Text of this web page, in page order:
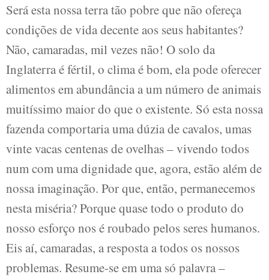
Será esta nossa terra tão pobre que não ofereça
condições de vida decente aos seus habitantes?
Não, camaradas, mil vezes não! O solo da
Inglaterra é fértil, o clima é bom, ela pode oferecer
alimentos em abundância a um número de animais
muitíssimo maior do que o existente. Só esta nossa
fazenda comportaria uma dúzia de cavalos, umas
vinte vacas centenas de ovelhas – vivendo todos
num com uma dignidade que, agora, estão além de
nossa imaginação. Por que, então, permanecemos
nesta miséria? Porque quase todo o produto do
nosso esforço nos é roubado pelos seres humanos.
Eis aí, camaradas, a resposta a todos os nossos
problemas. Resume-se em uma só palavra –